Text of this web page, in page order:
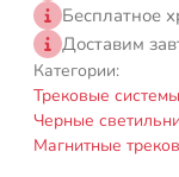
Бесплатное
Доставим
Категории:
Трековые системы
Черные
Магнитные